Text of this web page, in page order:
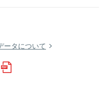
ータについて